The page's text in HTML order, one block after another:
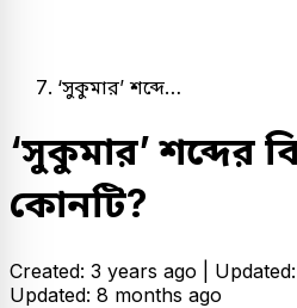
‘সুকুমার’ শব্দে…
‘সুকুমার’ শব্দের
কোনটি?
Created: 3 years ago |
Updated: 8 months ago